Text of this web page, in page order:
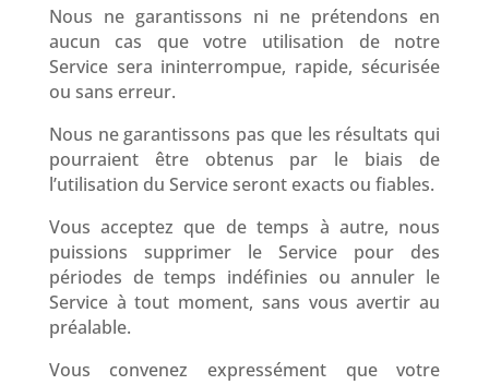
Nous ne garantissons ni ne prétendons en
aucun cas que votre utilisation de notre
Service sera ininterrompue, rapide, sécurisée
ou sans erreur.
Nous ne garantissons pas que les résultats qui
pourraient être obtenus par le biais de
l’utilisation du Service seront exacts ou fiables.
Vous acceptez que de temps à autre, nous
puissions supprimer le Service pour des
périodes de temps indéfinies ou annuler le
Service à tout moment, sans vous avertir au
préalable.
Vous convenez expressément que votre